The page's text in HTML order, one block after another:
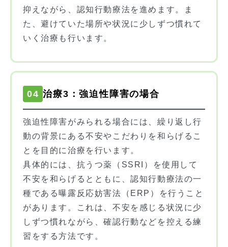
抑えながら、認知行動療法を進めます。ま
た、避けていた場所や状況に少しずつ慣れて
いく治療も行います。
04 治療3：強迫性障害の場合
強迫性障害がみられる場合には、繰り返し行
動の背景にある不安やこだわりを和らげるこ
とを目的に治療を行います。
具体的には、抗うつ薬（SSRI）を使用して
不安を和らげるとともに、認知行動療法の一
種である曝露反応妨害法（ERP）を行うこと
があります。これは、不安を感じる状況に少
しずつ慣れながら、確認行動などを控える練
習をする方法です。